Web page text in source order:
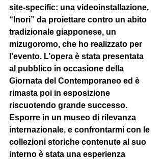
site-specific: una videoinstallazione,
“Inori” da proiettare contro un abito
tradizionale giapponese, un
mizugoromo, che ho realizzato per
l'evento. L’opera è stata presentata
al pubblico in occasione della
Giornata del Contemporaneo ed è
rimasta poi in esposizione
riscuotendo grande successo.
Esporre in un museo di rilevanza
internazionale, e confrontarmi con le
collezioni storiche contenute al suo
interno è stata una esperienza